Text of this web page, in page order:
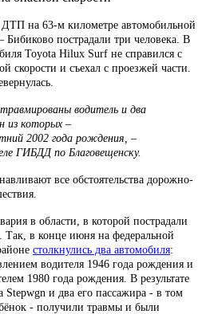
на 63-м километре автомобильной
Бибиково пострадали три человека. В
Toyota Hilux Surf не справился с
скорости и съехал с проезжей части.
водитель и два
из которых –
2002 года рождения, –
ГИБДД по Благовещенску.
все обстоятельства дорожно-
в области, в которой пострадали
Так, в конце июня на федеральной
столкнулись два автомобиля:
водителя 1946 года рождения и
1980 года рождения. В результате
Stepwgn и два его пассажира - в том
- получили травмы и были